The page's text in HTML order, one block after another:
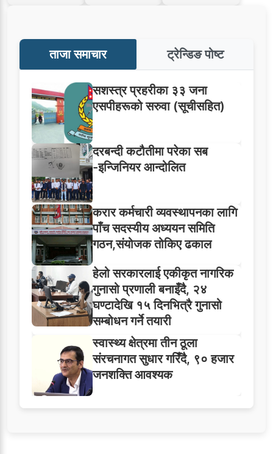
ताजा समाचार ट्रेन्डिङ पोष्ट
सशस्त्र प्रहरीका ३३ जना
एसपीहरूको सरुवा (सूचीसहित)
दरबन्दी कटौतीमा परेका सब
-इन्जिनियर आन्दोलित
करार कर्मचारी व्यवस्थापनका लागि
पाँच सदस्यीय अध्ययन समिति
गठन,संयोजक तोकिए ढकाल
हेलो सरकारलाई एकीकृत नागरिक
गुनासो प्रणाली बनाइँदै, २४
घण्टादेखि १५ दिनभित्रै गुनासो
सम्बोधन गर्ने तयारी
स्वास्थ्य क्षेत्रमा तीन ठूला
संरचनागत सुधार गरिँदै, ९० हजार
जनशक्ति आवश्यक